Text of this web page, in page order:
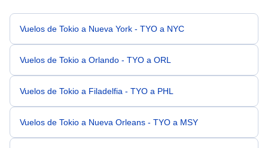
Vuelos de Tokio a Nueva York - TYO a NYC
Vuelos de Tokio a Orlando - TYO a ORL
Vuelos de Tokio a Filadelfia - TYO a PHL
Vuelos de Tokio a Nueva Orleans - TYO a MSY